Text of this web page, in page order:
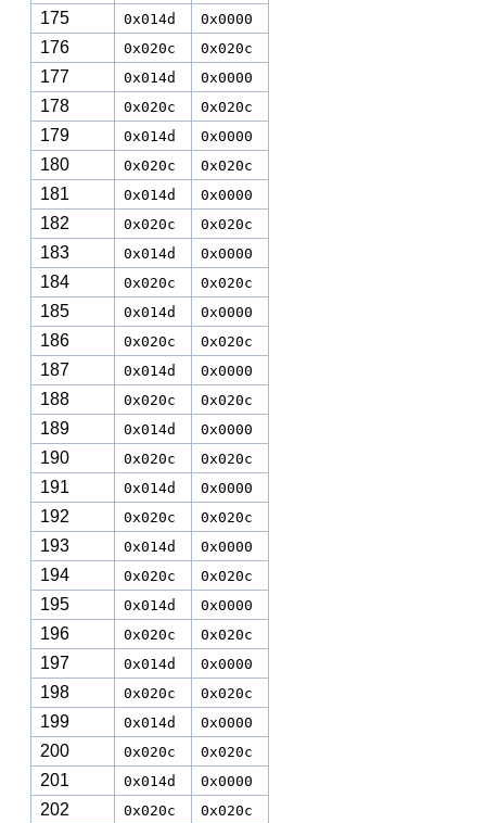
175 0x014d 0x0000
176 0x020c 0x020c
177 0x014d 0x0000
178 0x020c 0x020c
179 0x014d 0x0000
180 0x020c 0x020c
181 0x014d 0x0000
182 0x020c 0x020c
183 0x014d 0x0000
184 0x020c 0x020c
185 0x014d 0x0000
186 0x020c 0x020c
187 0x014d 0x0000
188 0x020c 0x020c
189 0x014d 0x0000
190 0x020c 0x020c
191 0x014d 0x0000
192 0x020c 0x020c
193 0x014d 0x0000
194 0x020c 0x020c
195 0x014d 0x0000
196 0x020c 0x020c
197 0x014d 0x0000
198 0x020c 0x020c
199 0x014d 0x0000
200 0x020c 0x020c
201 0x014d 0x0000
202 0x020c 0x020c